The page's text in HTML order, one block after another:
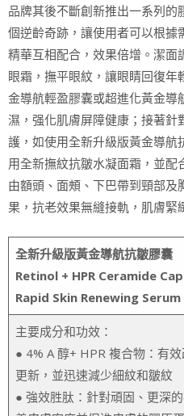
品牌其後不斷創新推出一系列
個逆齡奇跡，讓使用者可以根
精華互相配合，效果倍增。潔
眼霜，撫平眼紋，讓眼睛回復
金導航輕盈膠囊或超進化黃金
濕，强化肌膚屏障健康；接著
護，如使用全新升級版黃金導
用全新撫紋抗皺水凝面霜，並配
由額頭、面頰、下巴帶到頸部
果，抗老效果無縫接軌，肌膚緊
全新升級版黃金導航抗皺膠囊
Retinol + HPR Ceramide
Rapid Skin Renewing Serum
主要成分和功效：
● 4% A 醇+ HPR 複合物：有
更新，並迅速減少細紋和皺紋
● 強效胜肽：針對頑固、更深